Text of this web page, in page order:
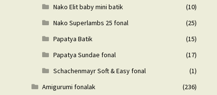
Nako Elit baby mini batik
(10)
Nako Superlambs 25 fonal
(25)
Papatya Batik
(15)
Papatya Sundae fonal
(17)
Schachenmayr Soft & Easy fonal
(1)
Amigurumi fonalak
(236)